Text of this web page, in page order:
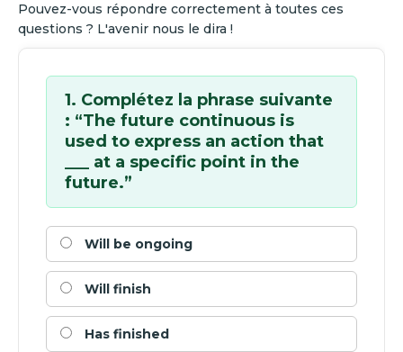
Pouvez-vous répondre correctement à toutes ces
questions ? L'avenir nous le dira !
1. Complétez la phrase suivante
: “The future continuous is
used to express an action that
___ at a specific point in the
future.”
Will be ongoing
Will finish
Has finished